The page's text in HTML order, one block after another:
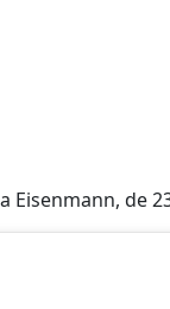
Eisenmann, de